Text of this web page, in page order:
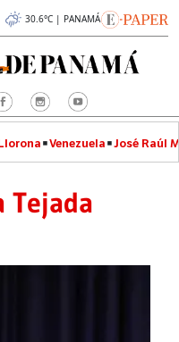
30.6°C | PANAMÁ
Venezuela José Raúl
Tejada